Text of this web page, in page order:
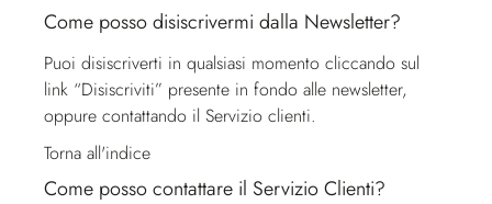
Come posso disiscrivermi dalla Newsletter?
Puoi disiscriverti in qualsiasi momento cliccando sul
link “Disiscriviti” presente in fondo alle newsletter,
oppure contattando il Servizio clienti.
Torna all'indice
Come posso contattare il Servizio Clienti?